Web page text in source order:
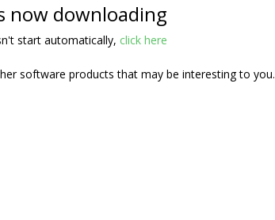
now downloading
start automatically, click here
software products that may be interesting to you.